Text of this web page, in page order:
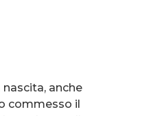
anche
commesso il